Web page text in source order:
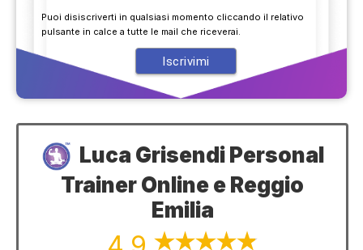
Puoi disiscriverti in qualsiasi momento cliccando il relativo
pulsante in calce a tutte le mail che riceverai.
Luca Grisendi Personal
Trainer Online e Reggio
Emilia